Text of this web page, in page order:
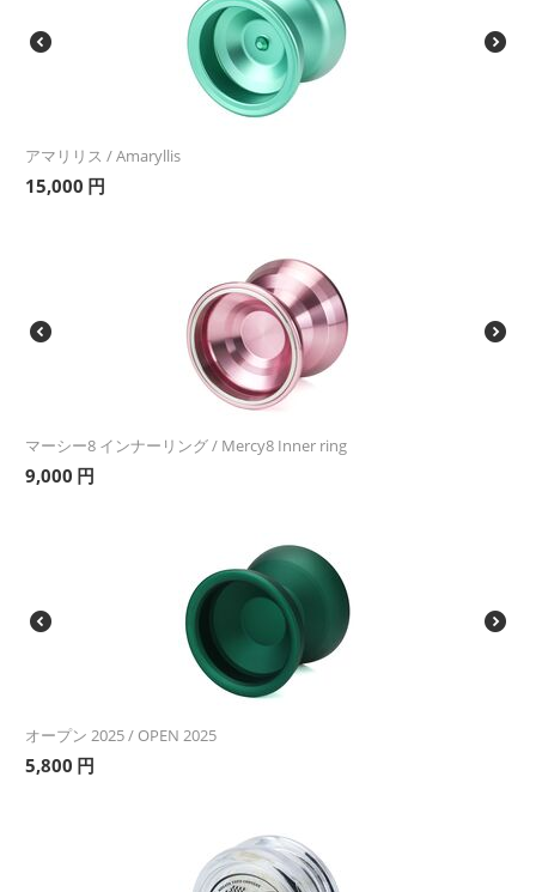
アマリリス / Amaryllis
15,000 円
マーシー8 インナーリング / Mercy8 Inner ring
9,000 円
オープン 2025 / OPEN 2025
5,800 円